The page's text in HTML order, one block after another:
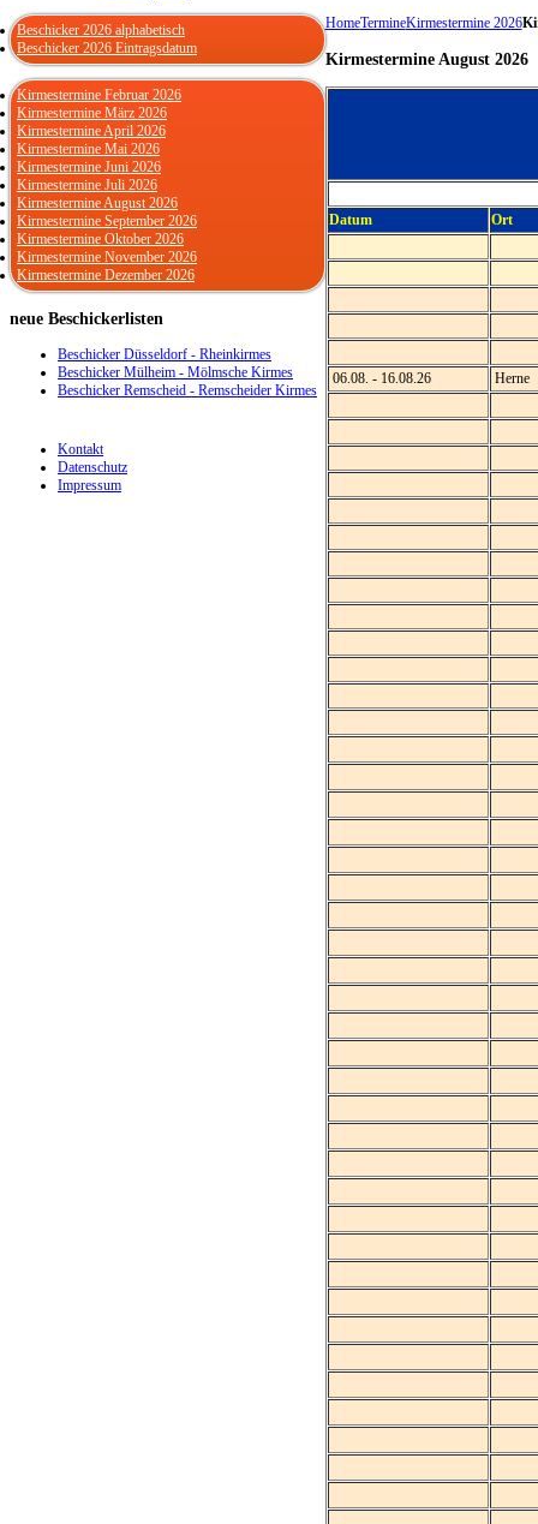
HomeTermineKirmestermine 2026
Kirmestermine August 2026
Datum Ort
06.08. - 16.08.26 Herne
Beschicker 2026 alphabetisch
Beschicker 2026 Eintragsdatum
Kirmestermine Februar 2026
Kirmestermine März 2026
Kirmestermine April 2026
Kirmestermine Mai 2026
Kirmestermine Juni 2026
Kirmestermine Juli 2026
Kirmestermine August 2026
Kirmestermine September 2026
Kirmestermine Oktober 2026
Kirmestermine November 2026
Kirmestermine Dezember 2026
neue Beschickerlisten
Beschicker Düsseldorf - Rheinkirmes
Beschicker Mülheim - Mölmsche Kirmes
Beschicker Remscheid - Remscheider Kirmes
Kontakt
Datenschutz
Impressum